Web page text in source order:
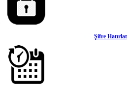
Şifre Hatırlat